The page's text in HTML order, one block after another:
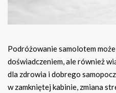
Podróżowanie samolotem
doświadczeniem, ale również
dla zdrowia i dobrego
w zamkniętej kabinie, zmiana